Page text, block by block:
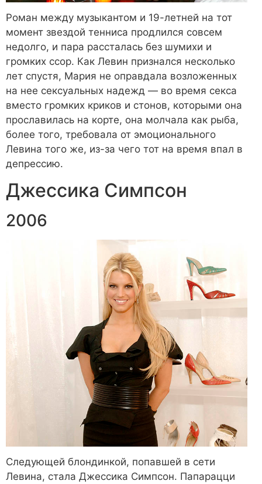
Роман между музыкантом и 19-летней на тот
момент звездой тенниса продлился совсем
недолго, и пара рассталась без шумихи и
громких ссор. Как Левин признался несколько
лет спустя, Мария не оправдала возложенных
на нее сексуальных надежд — во время секса
вместо громких криков и стонов, которыми она
прославилась на корте, она молчала как рыба,
более того, требовала от эмоционального
Левина того же, из-за чего тот на время впал в
депрессию.
Джессика Симпсон
2006
Следующей блондинкой, попавшей в сети
Левина, стала Джессика Симпсон. Папарацци